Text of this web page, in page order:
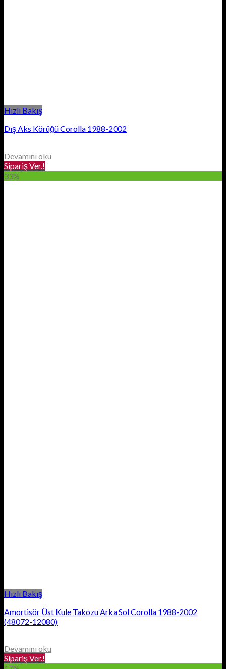
Hızlı Bakış
Dış Aks Körüğü Corolla 1988-2002
Devamını oku
Sipariş Ver.!
33%
Hızlı Bakış
Amortisör Üst Kule Takozu Arka Sol Corolla 1988-2002
(48072-12080)
Devamını oku
Sipariş Ver.!